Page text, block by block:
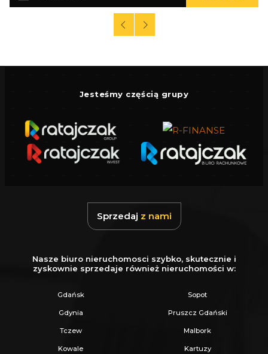
Jesteśmy częścią grupy
Sprzedaj z nami
Nasze biuro nieruchomosci szybko, skutecznie i
zyskownie sprzedaje również nieruchomości w:
Gdańsk Sopot
Gdynia Pruszcz Gdański
Tczew Malbork
Kowale Kartuzy